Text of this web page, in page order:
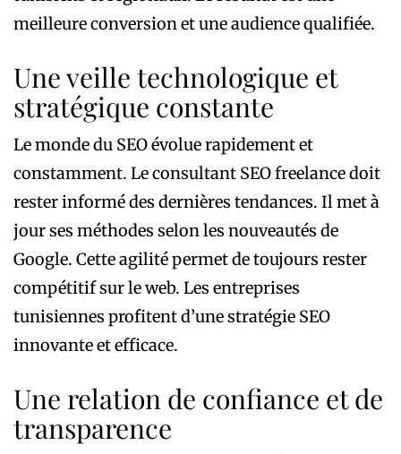
meilleure conversion et une audience qualifiée.
Une veille technologique et
stratégique constante
Le monde du SEO évolue rapidement et
constamment. Le consultant SEO freelance doit
rester informé des dernières tendances. Il met à
jour ses méthodes selon les nouveautés de
Google. Cette agilité permet de toujours rester
compétitif sur le web. Les entreprises
tunisiennes profitent d’une stratégie SEO
innovante et efficace.
Une relation de confiance et de
transparence